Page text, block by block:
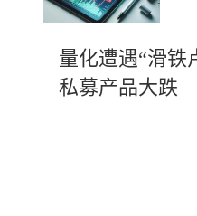
量化遭遇“滑铁
私募产品大跌